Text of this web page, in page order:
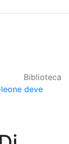
Biblioteca